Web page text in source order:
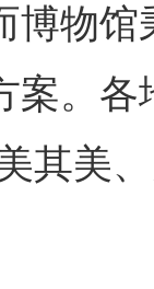
博物
案。
其美